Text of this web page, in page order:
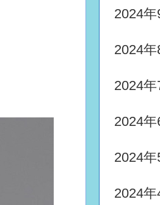
2024年
2024年
2024年
2024年
2024年
2024年